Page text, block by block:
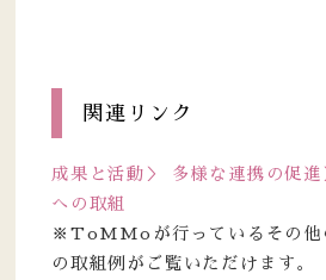
関連リンク
成果と活動＞ 多様な連携の促
への取組
※ToMMoが行っているその他
の取組例がご覧いただけます。